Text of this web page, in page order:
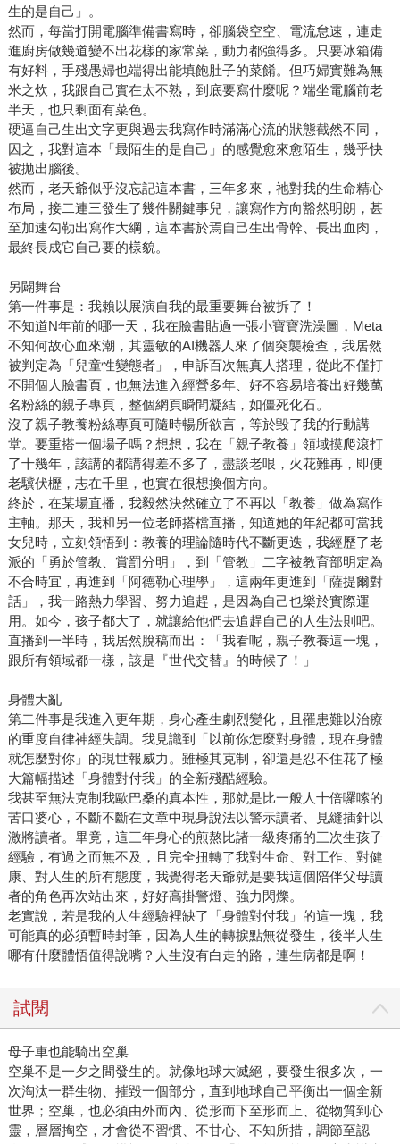
生的是自己」。
然而，每當打開電腦準備書寫時，卻腦袋空空、電流怠速，連走
進廚房做幾道變不出花樣的家常菜，動力都強得多。只要冰箱備
有好料，手殘愚婦也端得出能填飽肚子的菜餚。但巧婦實難為無
米之炊，我跟自己實在太不熟，到底要寫什麼呢？端坐電腦前老
半天，也只剩面有菜色。
硬逼自己生出文字更與過去我寫作時滿滿心流的狀態截然不同，
因之，我對這本「最陌生的是自己」的感覺愈來愈陌生，幾乎快
被拋出腦後。
然而，老天爺似乎沒忘記這本書，三年多來，祂對我的生命精心
布局，接二連三發生了幾件關鍵事兒，讓寫作方向豁然明朗，甚
至加速勾勒出寫作大綱，這本書於焉自己生出骨幹、長出血肉，
最終長成它自己要的樣貌。
另闢舞台
第一件事是：我賴以展演自我的最重要舞台被拆了！
不知道N年前的哪一天，我在臉書貼過一張小寶寶洗澡圖，Meta
不知何故心血來潮，其靈敏的AI機器人來了個突襲檢查，我居然
被判定為「兒童性變態者」，申訴百次無真人搭理，從此不僅打
不開個人臉書頁，也無法進入經營多年、好不容易培養出好幾萬
名粉絲的親子專頁，整個網頁瞬間凝結，如僵死化石。
沒了親子教養粉絲專頁可隨時暢所欲言，等於毀了我的行動講
堂。要重搭一個場子嗎？想想，我在「親子教養」領域摸爬滾打
了十幾年，該講的都講得差不多了，盡談老哏，火花難再，即便
老驥伏櫪，志在千里，也實在很想換個方向。
終於，在某場直播，我毅然決然確立了不再以「教養」做為寫作
主軸。那天，我和另一位老師搭檔直播，知道她的年紀都可當我
女兒時，立刻領悟到：教養的理論隨時代不斷更迭，我經歷了老
派的「勇於管教、賞罰分明」，到「管教」二字被教育部明定為
不合時宜，再進到「阿德勒心理學」，這兩年更進到「薩提爾對
話」，我一路熱力學習、努力追趕，是因為自己也樂於實際運
用。如今，孩子都大了，就讓給他們去追趕自己的人生法則吧。
直播到一半時，我居然脫稿而出：「我看呢，親子教養這一塊，
跟所有領域都一樣，該是『世代交替』的時候了！」
身體大亂
第二件事是我進入更年期，身心產生劇烈變化，且罹患難以治療
的重度自律神經失調。我見識到「以前你怎麼對身體，現在身體
就怎麼對你」的現世報威力。雖極其克制，卻還是忍不住花了極
大篇幅描述「身體對付我」的全新殘酷經驗。
我甚至無法克制我歐巴桑的真本性，那就是比一般人十倍囉嗦的
苦口婆心，不斷不斷在文章中現身說法以警示讀者、見縫插針以
激將讀者。畢竟，這三年身心的煎熬比諸一級疼痛的三次生孩子
經驗，有過之而無不及，且完全扭轉了我對生命、對工作、對健
康、對人生的所有態度，我覺得老天爺就是要我這個陪伴父母讀
者的角色再次站出來，好好高掛警燈、強力閃爍。
老實說，若是我的人生經驗裡缺了「身體對付我」的這一塊，我
可能真的必須暫時封筆，因為人生的轉捩點無從發生，後半人生
哪有什麼體悟值得說嘴？人生沒有白走的路，連生病都是啊！
試閱
母子車也能騎出空巢
空巢不是一夕之間發生的。就像地球大滅絕，要發生很多次，一
次淘汰一群生物、摧毀一個部分，直到地球自己平衡出一個全新
世界；空巢，也必須由外而內、從形而下至形而上、從物質到心
靈，層層掏空，才會從不習慣、不甘心、不知所措，調節至認